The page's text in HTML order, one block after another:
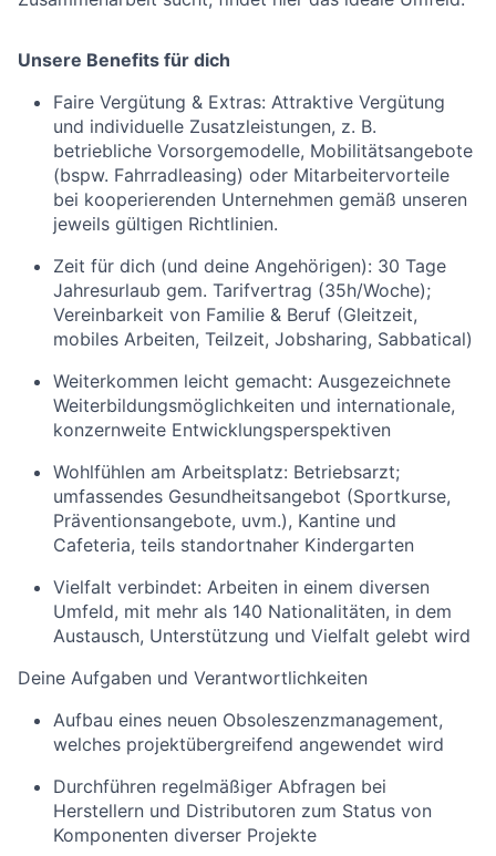
Unsere Benefits für dich
Faire Vergütung & Extras: Attraktive Vergütung
und individuelle Zusatzleistungen, z. B.
betriebliche Vorsorgemodelle, Mobilitätsangebote
(bspw. Fahrradleasing) oder Mitarbeitervorteile
bei kooperierenden Unternehmen gemäß unseren
jeweils gültigen Richtlinien.
Zeit für dich (und deine Angehörigen): 30 Tage
Jahresurlaub gem. Tarifvertrag (35h/Woche);
Vereinbarkeit von Familie & Beruf (Gleitzeit,
mobiles Arbeiten, Teilzeit, Jobsharing, Sabbatical)
Weiterkommen leicht gemacht: Ausgezeichnete
Weiterbildungsmöglichkeiten und internationale,
konzernweite Entwicklungsperspektiven
Wohlfühlen am Arbeitsplatz: Betriebsarzt;
umfassendes Gesundheitsangebot (Sportkurse,
Präventionsangebote, uvm.), Kantine und
Cafeteria, teils standortnaher Kindergarten
Vielfalt verbindet: Arbeiten in einem diversen
Umfeld, mit mehr als 140 Nationalitäten, in dem
Austausch, Unterstützung und Vielfalt gelebt wird
Deine Aufgaben und Verantwortlichkeiten
Aufbau eines neuen Obsoleszenzmanagement,
welches projektübergreifend angewendet wird
Durchführen regelmäßiger Abfragen bei
Herstellern und Distributoren zum Status von
Komponenten diverser Projekte